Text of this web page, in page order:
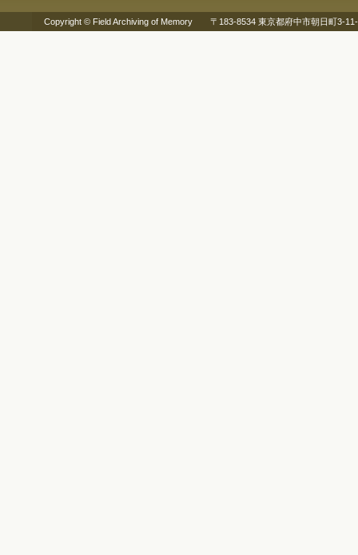
Copyright © Field Archiving of Memory 〒183-8534 東京都府中市朝日町3-